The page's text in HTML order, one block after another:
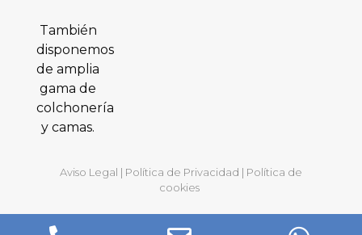
También
disponemos
de amplia
gama de
colchonería
y camas.
Aviso Legal | Política de Privacidad | Política de
cookies
Artículo añadido al carrito. Finalizar Compra